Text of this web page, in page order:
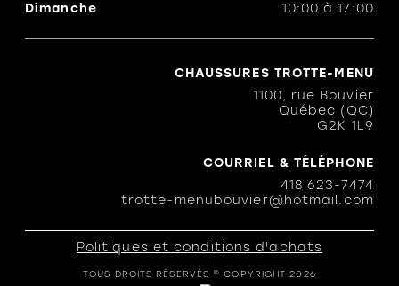
Dimanche
10:00 à17:00
CHAUSSURES TROTTE-MENU
1100, rue Bouvier
Québec (QC)
G2K 1L9
COURRIEL & TÉLÉPHONE
418 623-7474
trotte-menubouvier@hotmail.com
Politiques et conditions d'achats
TOUS DROITS RÉSERVÉS © COPYRIGHT 2026